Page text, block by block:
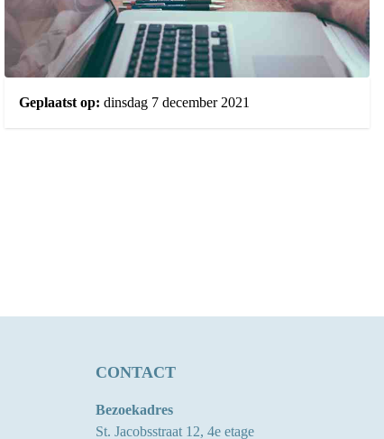
Geplaatst op: dinsdag 7 december 2021
CONTACT
Bezoekadres
St. Jacobsstraat 12, 4e etage